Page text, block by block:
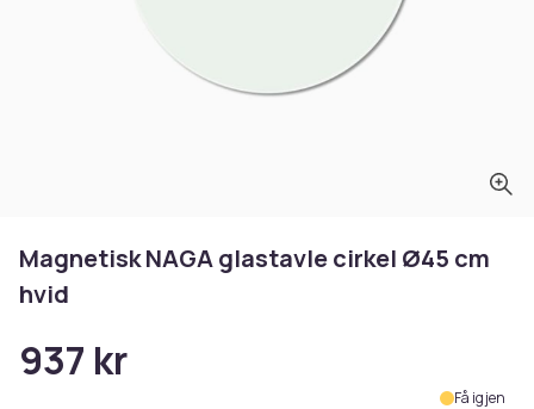
Magnetisk NAGA glastavle cirkel Ø45 cm
hvid
937 kr
Få igjen